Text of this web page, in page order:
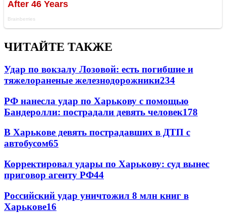
ЧИТАЙТЕ ТАКЖЕ
Удар по вокзалу Лозовой: есть погибшие и
тяжелораненые железнодорожники234
РФ нанесла удар по Харькову с помощью
Бандеролли: пострадали девять человек178
В Харькове девять пострадавших в ДТП с
автобусом65
Корректировал удары по Харькову: суд вынес
приговор агенту РФ44
Российский удар уничтожил 8 млн книг в
Харькове16